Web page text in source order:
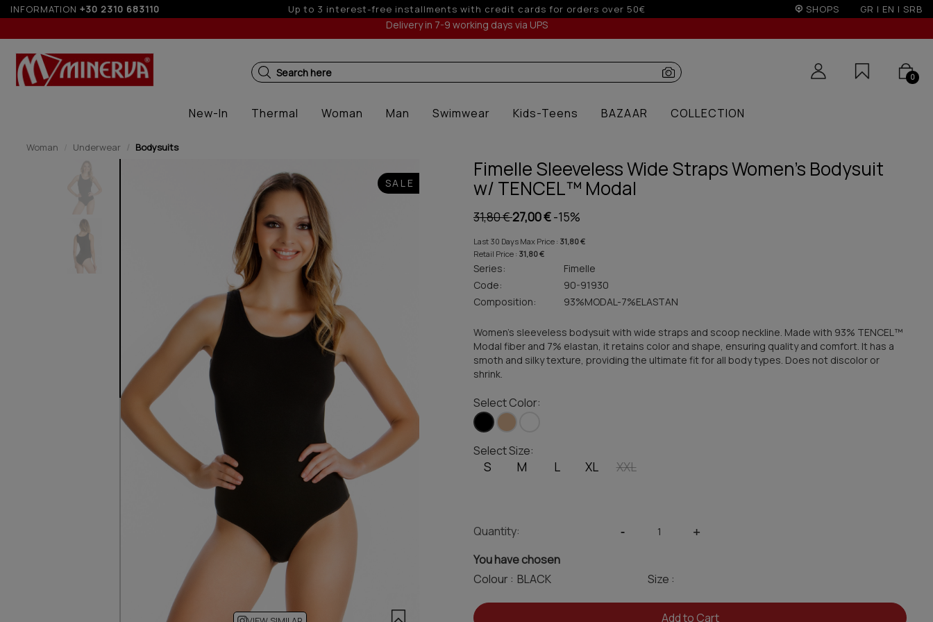
INFORMATION +30 2310 683110
with credit cards for orders over 50€ Up to 6 interest-free installments with credit cards for orders over 100€ SHOPS GR | EN | SRB
Delivery in 7-9 working days via UPS
Search here 0
New-In Thermal Woman Man Swimwear Kids-Teens BAZAAR COLLECTION
Woman Underwear Bodysuits
SALE
Fimelle Sleeveless Wide Straps Women's Bodysuit
w/ TENCEL™ Modal
31,80 €27,00 €-15%
Last 30 Days Max Price : 31,80 €
Retail Price : 31,80 €
Series:
Fimelle
Code:
90-91930
Composition:
93%MODAL-7%ELASTAN
Women's sleeveless bodysuit with wide straps and scoop neckline. Made with 93% TENCEL™
Modal fiber and 7% elastan, it retains color and shape, ensuring quality and comfort. It has a
smoth and silky texture, providing the ultimate fit for all body types. Does not discolor or
shrink.
Select Color:
Select Size:
S M L XL XXL
Quantity: - +
You have chosen
Colour :
Size :
Add to Cart